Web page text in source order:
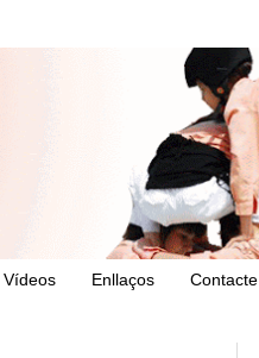
Vídeos Enllaços Contacte